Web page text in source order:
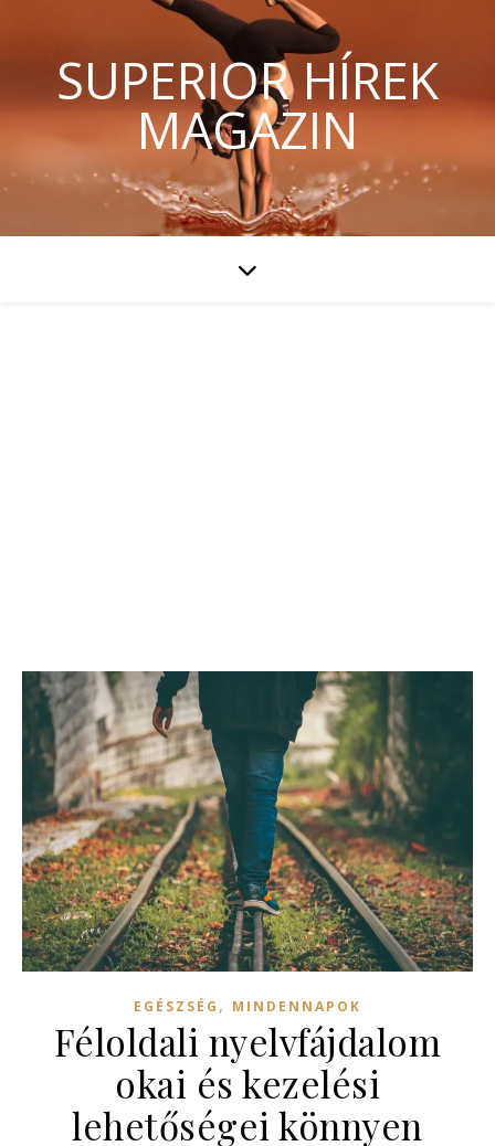
SUPERIOR HÍREK
MAGAZIN
EGÉSZSÉG , MINDENNAPOK
Féloldali nyelvfájdalom
okai és kezelési
lehetőségei könnyen